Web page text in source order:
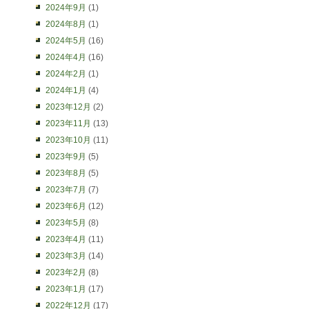
2024年9月 (1)
2024年8月 (1)
2024年5月 (16)
2024年4月 (16)
2024年2月 (1)
2024年1月 (4)
2023年12月 (2)
2023年11月 (13)
2023年10月 (11)
2023年9月 (5)
2023年8月 (5)
2023年7月 (7)
2023年6月 (12)
2023年5月 (8)
2023年4月 (11)
2023年3月 (14)
2023年2月 (8)
2023年1月 (17)
2022年12月 (17)